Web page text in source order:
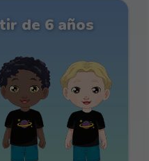
de 6 años